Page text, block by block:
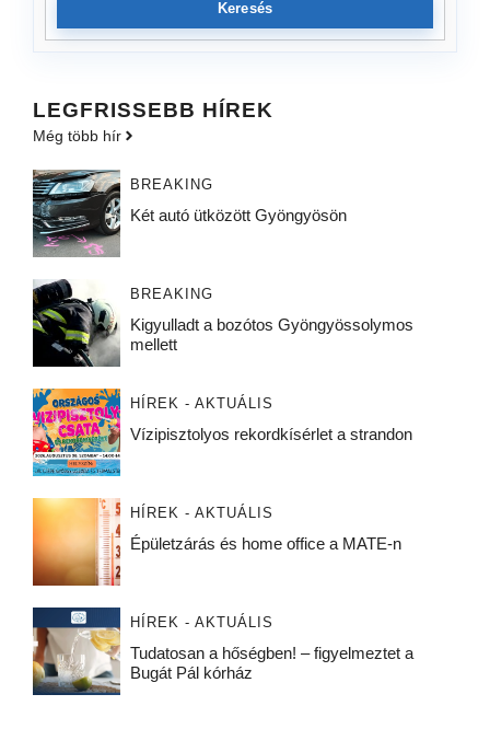
Keresés
LEGFRISSEBB HÍREK
Még több hír
BREAKING
Két autó ütközött Gyöngyösön
BREAKING
Kigyulladt a bozótos Gyöngyössolymos
mellett
HÍREK - AKTUÁLIS
Vízipisztolyos rekordkísérlet a strandon
HÍREK - AKTUÁLIS
Épületzárás és home office a MATE-n
HÍREK - AKTUÁLIS
Tudatosan a hőségben! – figyelmeztet a
Bugát Pál kórház